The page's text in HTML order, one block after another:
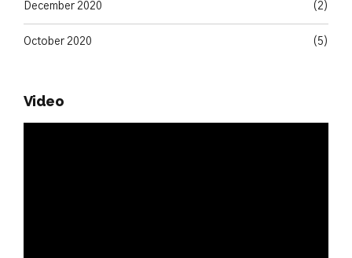
December 2020 (2)
October 2020 (5)
Video